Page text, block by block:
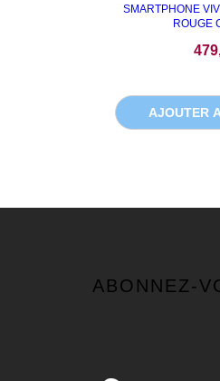
SMARTPHONE
ROUGE
AJOUTER
ABONNEZ-